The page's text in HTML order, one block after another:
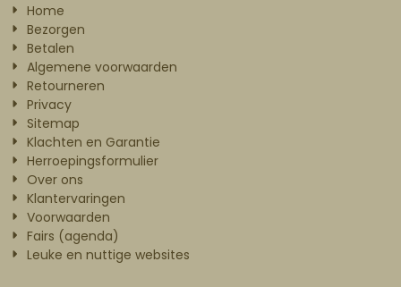
Home
Bezorgen
Betalen
Algemene voorwaarden
Retourneren
Privacy
Sitemap
Klachten en Garantie
Herroepingsformulier
Over ons
Klantervaringen
Voorwaarden
Fairs (agenda)
Leuke en nuttige websites